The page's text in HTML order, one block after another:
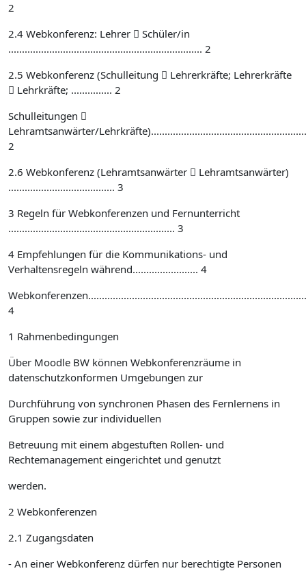
2
2.4 Webkonferenz: Lehrer  Schüler/in
....................................................................... 2
2.5 Webkonferenz (Schulleitung  Lehrerkräfte; Lehrerkräfte
 Lehrkräfte; ............... 2
Schulleitungen 
Lehramtsanwärter/
2
2.6 Webkonferenz (Lehramtsanwärter  Lehramtsanwärter)
....................................... 3
3 Regeln für Webkonferenzen und Fernunterricht
............................................................. 3
4 Empfehlungen für die Kommunikations- und
Verhaltensregeln während........................ 4
4
1 Rahmenbedingungen
Über Moodle BW können Webkonferenzräume in
datenschutzkonformen Umgebungen zur
Durchführung von synchronen Phasen des Fernlernens in
Gruppen sowie zur individuellen
Betreuung mit einem abgestuften Rollen- und
Rechtemanagement eingerichtet und genutzt
werden.
2 Webkonferenzen
2.1 Zugangsdaten
- An einer Webkonferenz dürfen nur berechtigte Personen